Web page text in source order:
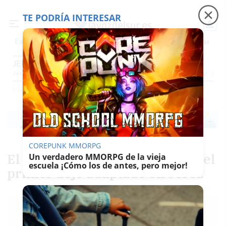
Es noticia Precio luz Perseidas Fábrica de botellas
JEREZ
JerezProvincia CádizCádizSevillaMálagaHuelvaGranadaCórdoba
Ediciones Jerez
El sensei que 'lucha' por crear el
primer dojo adaptado en Jerez
CLAUDIA GONZÁLEZ
ROMERO
TE PODRÍA INTERESAR
COREPUNK MMORPG
Un verdadero MMORPG de la vieja
escuela ¡Cómo los de antes, pero mejor!